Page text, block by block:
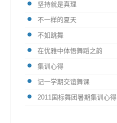
坚持就是真理
不一样的夏天
不如跳舞
在优雅中体悟舞蹈之韵
集训心得
记一学期交谊舞课
2011国标舞团暑期集训心得